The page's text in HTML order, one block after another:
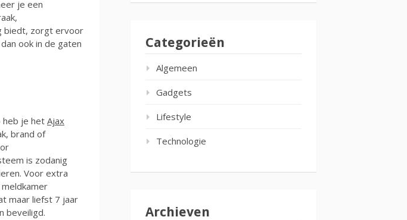
je een
biedt, zorgt ervoor
ook in de gaten
heb je het Ajax
brand of
is zodanig
Voor extra
maar liefst 7 jaar
beveiligd.
Categorieën
Algemeen
Gadgets
Lifestyle
Technologie
Archieven